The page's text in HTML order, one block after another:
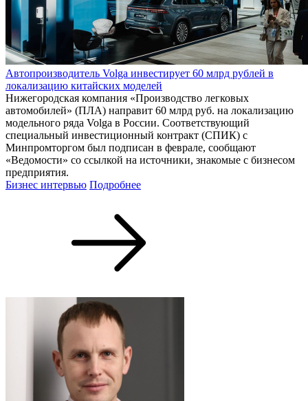
Автопроизводитель Volga инвестирует 60 млрд рублей в
локализацию китайских моделей
Нижегородская компания «Производство легковых
автомобилей» (ПЛА) направит 60 млрд руб. на локализацию
модельного ряда Volga в России. Соответствующий
специальный инвестиционный контракт (СПИК) с
Минпромторгом был подписан в феврале, сообщают
«Ведомости» со ссылкой на источники, знакомые с бизнесом
предприятия.
Бизнес интервью Подробнее